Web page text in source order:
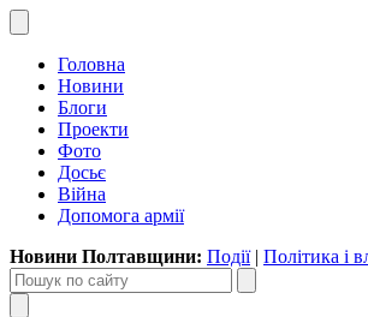
Головна
Новини
Блоги
Проекти
Фото
Досьє
Війна
Допомога армії
Новини Полтавщини: Події| Політика і